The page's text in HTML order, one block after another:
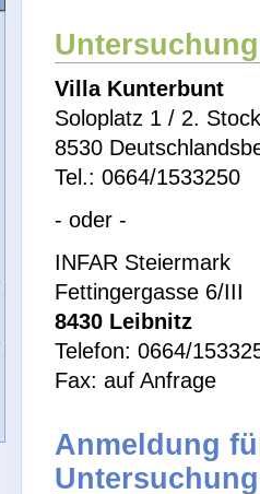
Villa Kunterbunt
Soloplatz 1 / 2. Stock
8530
Tel.: 0664/1533250
- oder -
INFAR Steiermark
Fettingergasse 6/III
8430 Leibnitz
Telefon: 0664/
Fax: auf Anfrage
Anmeldung
Untersuchung